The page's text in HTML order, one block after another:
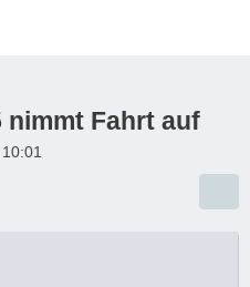
nimmt Fahrt auf